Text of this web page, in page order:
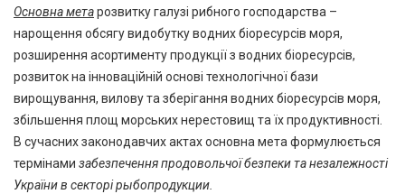
Основна метарозвитку галузі рибного господарства –
нарощення обсягу видобутку водних біоресурсів моря,
розширення асортименту продукції з водних біоресурсів,
розвиток на інноваційній основі технологічної бази
вирощування, вилову та зберігання водних біоресурсів моря,
збільшення площ морських нерестовищ та їх продуктивності.
В сучасних законодавчих актах основна мета формулюється
термінами забезпечення продовольчої безпеки та незалежності
України в секторі рыбопродукции.